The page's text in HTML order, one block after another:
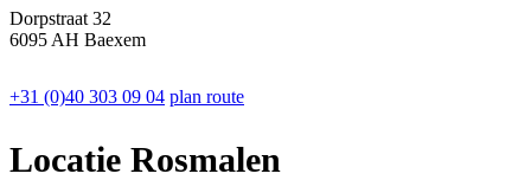
Dorpstraat 32
6095 AH Baexem
+31 (0)40 303 09 04 plan route
Locatie Rosmalen